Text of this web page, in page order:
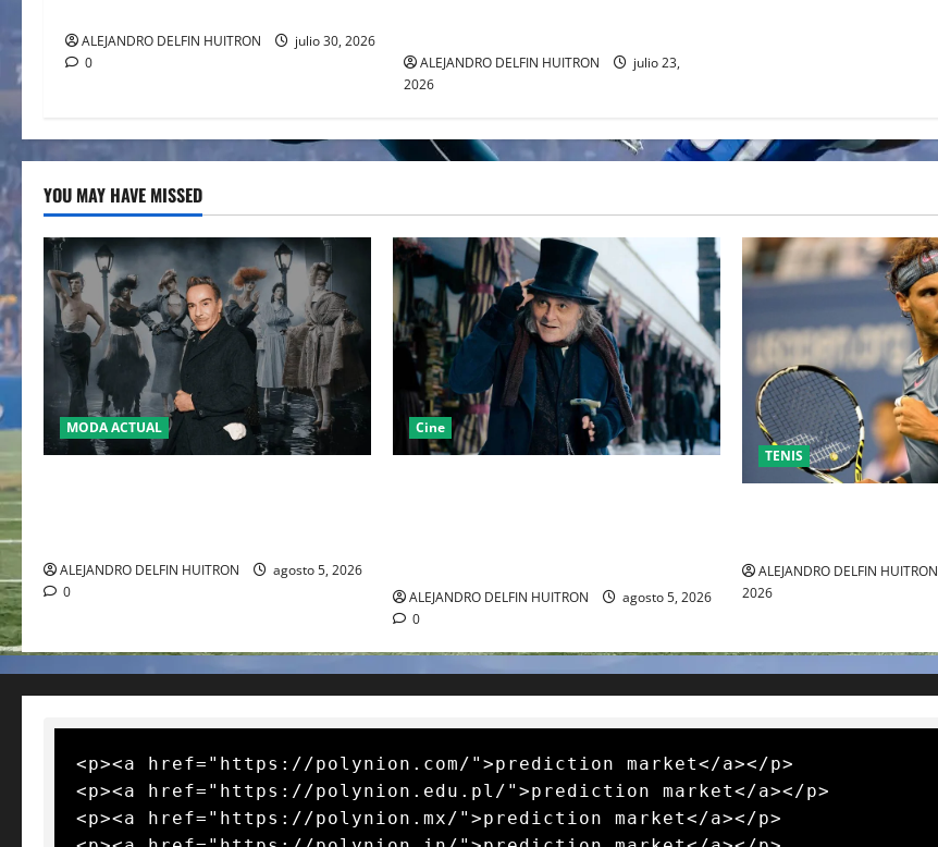
ALEJANDRO DELFIN HUITRON
julio 30, 2026
0
ALEJANDRO DELFIN HUITRON
julio 23,
2026
YOU MAY HAVE MISSED
MODA ACTUAL
ALEJANDRO DELFIN HUITRON
agosto 5, 2026
0
Cine
ALEJANDRO DELFIN HUITRON
agosto 5, 2026
0
TENIS
ALEJANDRO DELFIN HUITRON
2026
<p><a href="https://polynion.com/">prediction market</a></p>
<p><a href="https://polynion.edu.pl/">prediction market</a></p>
<p><a href="https://polynion.mx/">prediction market</a></p>